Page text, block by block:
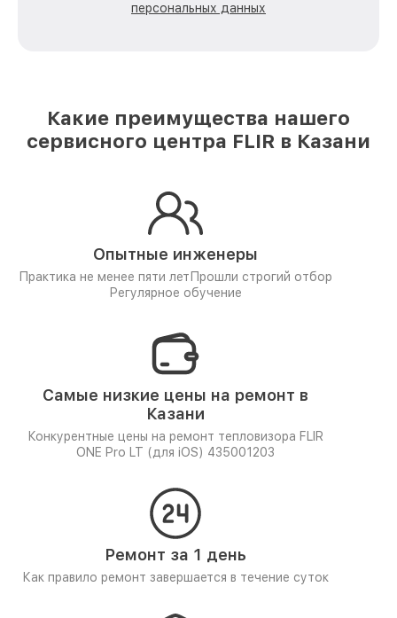
персональных данных
Какие преимущества нашего
сервисного центра FLIR в Казани
Опытные инженеры
Практика не менее пяти лет Прошли строгий отбор
Регулярное обучение
Самые низкие цены на ремонт в
Казани
Конкурентные цены на ремонт тепловизора FLIR
ONE Pro LT (для iOS) 435001203
Ремонт за 1 день
Как правило ремонт завершается в течение суток